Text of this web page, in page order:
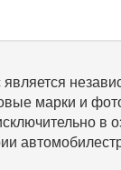
марки и